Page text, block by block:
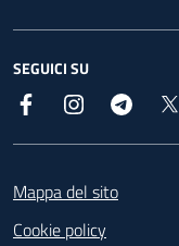
SEGUICI SU
Facebook Instagram
Mappa del sito
Cookie policy